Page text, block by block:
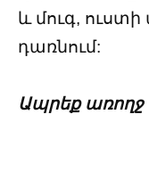
և մուգ, ուստի
դառնում:
Ապրեք առողջ